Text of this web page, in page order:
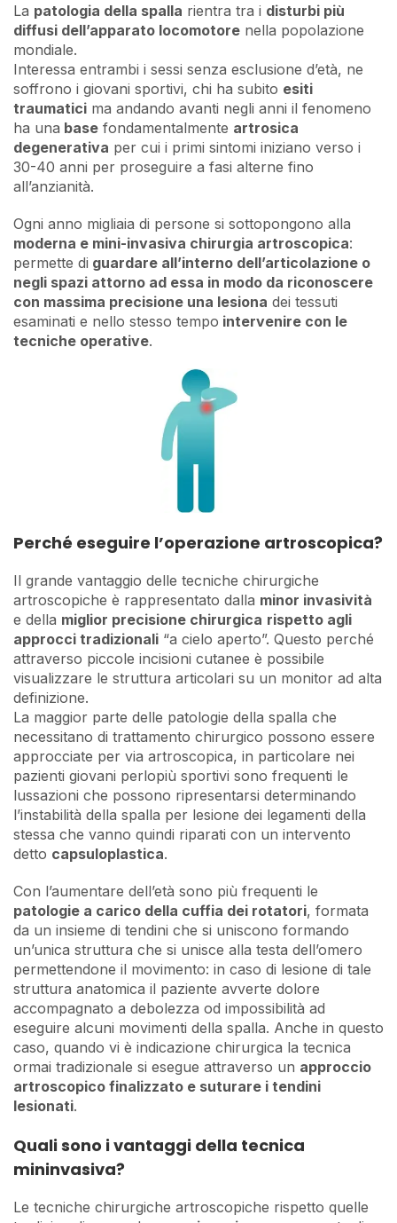
La patologia della spalla rientra tra i disturbi più
diffusi dell’apparato locomotore nella popolazione
mondiale.
Interessa entrambi i sessi senza esclusione d’età, ne
soffrono i giovani sportivi, chi ha subito esiti
traumatici ma andando avanti negli anni il fenomeno
ha una base fondamentalmente artrosica
degenerativa per cui i primi sintomi iniziano verso i
30-40 anni per proseguire a fasi alterne fino
all’anzianità.
Ogni anno migliaia di persone si sottopongono alla
moderna e mini-invasiva chirurgia artroscopica:
permette di guardare all’interno dell’articolazione o
negli spazi attorno ad essa in modo da riconoscere
con massima precisione una lesiona dei tessuti
esaminati e nello stesso tempo intervenire con le
tecniche operative.
Perché eseguire l’operazione artroscopica?
Il grande vantaggio delle tecniche chirurgiche
artroscopiche è rappresentato dalla minor invasività
e della miglior precisione chirurgica rispetto agli
approcci tradizionali “a cielo aperto”. Questo perché
attraverso piccole incisioni cutanee è possibile
visualizzare le struttura articolari su un monitor ad alta
definizione.
La maggior parte delle patologie della spalla che
necessitano di trattamento chirurgico possono essere
approcciate per via artroscopica, in particolare nei
pazienti giovani perlopiù sportivi sono frequenti le
lussazioni che possono ripresentarsi determinando
l’instabilità della spalla per lesione dei legamenti della
stessa che vanno quindi riparati con un intervento
detto capsuloplastica.
Con l’aumentare dell’età sono più frequenti le
patologie a carico della cuffia dei rotatori, formata
da un insieme di tendini che si uniscono formando
un’unica struttura che si unisce alla testa dell’omero
permettendone il movimento: in caso di lesione di tale
struttura anatomica il paziente avverte dolore
accompagnato a debolezza od impossibilità ad
eseguire alcuni movimenti della spalla. Anche in questo
caso, quando vi è indicazione chirurgica la tecnica
ormai tradizionale si esegue attraverso un approccio
artroscopico finalizzato e suturare i tendini
lesionati.
Quali sono i vantaggi della tecnica
mininvasiva?
Le tecniche chirurgiche artroscopiche rispetto quelle